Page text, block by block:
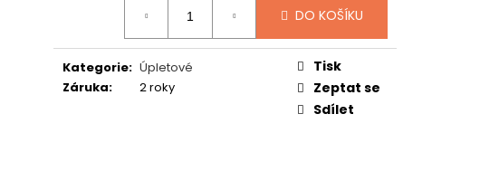
DO KOŠÍKU
Kategorie: Úpletové
Záruka: 2 roky
Tisk
Zeptat se
Sdílet